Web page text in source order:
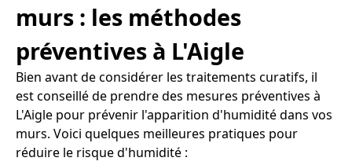
murs : les méthodes
préventives à L'Aigle
Bien avant de considérer les traitements curatifs, il
est conseillé de prendre des mesures préventives à
L'Aigle pour prévenir l'apparition d'humidité dans vos
murs. Voici quelques meilleures pratiques pour
réduire le risque d'humidité :